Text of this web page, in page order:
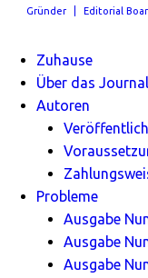
Gründer Editorial
Zuhause
Über das Journal
Autoren
Probleme
Ausgabe
Ausgabe
Ausgabe